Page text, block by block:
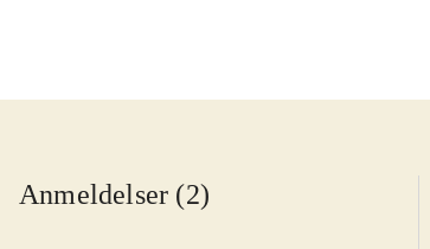
Anmeldelser (2)